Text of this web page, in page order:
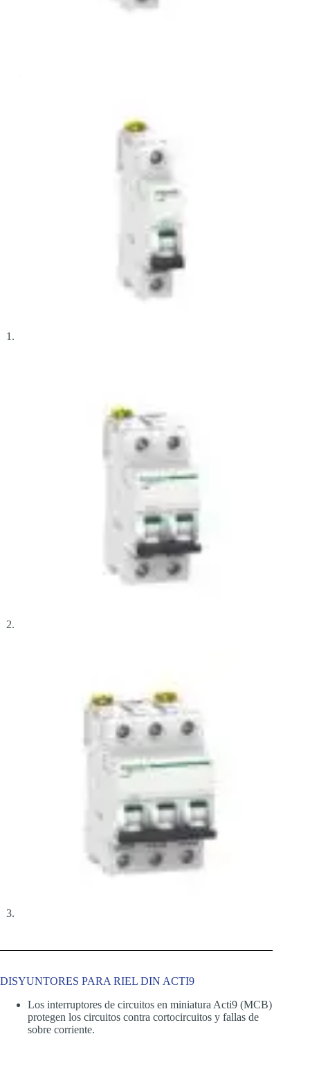
DISYUNTORES PARA RIEL DIN ACTI9
Los interruptores de circuitos en miniatura Acti9 (MCB)
protegen los circuitos contra cortocircuitos y fallas de
sobre corriente.